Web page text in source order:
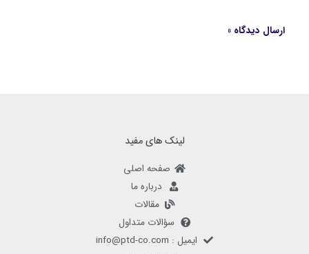
لینک های مفید
صفحه اصلی
درباره ما
مقالات
سؤالات متداول
ایمیل : info@ptd-co.com